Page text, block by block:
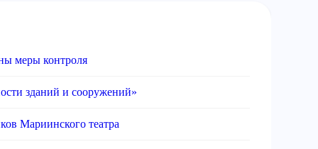
меры контроля
зданий и сооружений»
Мариинского театра